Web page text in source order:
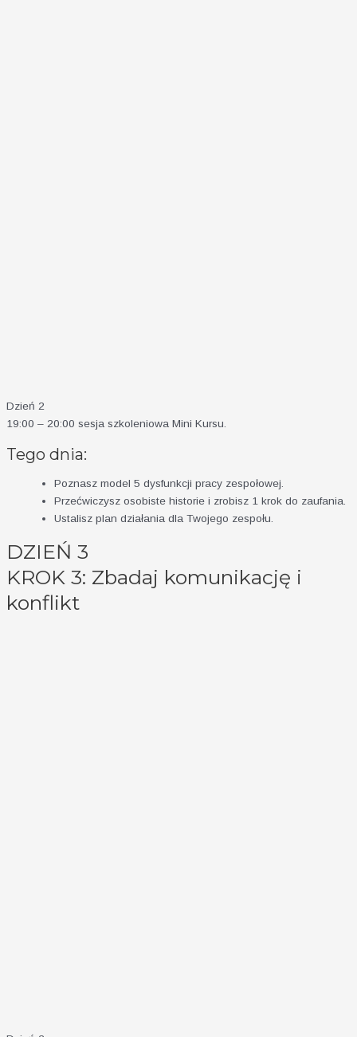
Dzień 2
19:00 – 20:00 sesja szkoleniowa Mini Kursu.
Tego dnia:
Poznasz model 5 dysfunkcji pracy zespołowej.
Przećwiczysz osobiste historie i zrobisz 1 krok do zaufania.
Ustalisz plan działania dla Twojego zespołu.
DZIEŃ 3
KROK 3: Zbadaj komunikację i
konflikt